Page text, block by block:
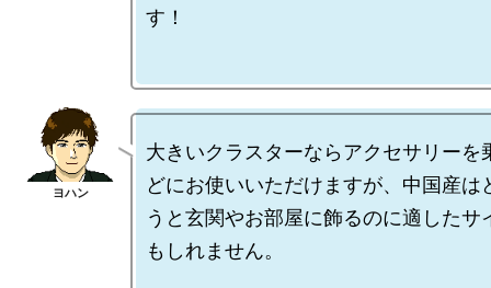
す！
大きいクラスターならアクセサリーを
どにお使いいただけますが、中国産は
うと玄関やお部屋に飾るのに適したサ
もしれません。